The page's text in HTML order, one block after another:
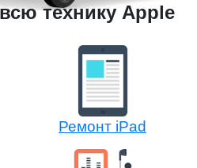
технику Apple
Ремонт iPad